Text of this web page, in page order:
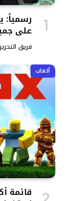
على
فريق التحرير
ألعاب